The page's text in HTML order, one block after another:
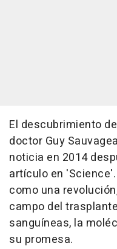
El descubrimiento
doctor Guy
noticia en 2014
artículo en
como una
campo del
sanguíneas, la
su promesa.